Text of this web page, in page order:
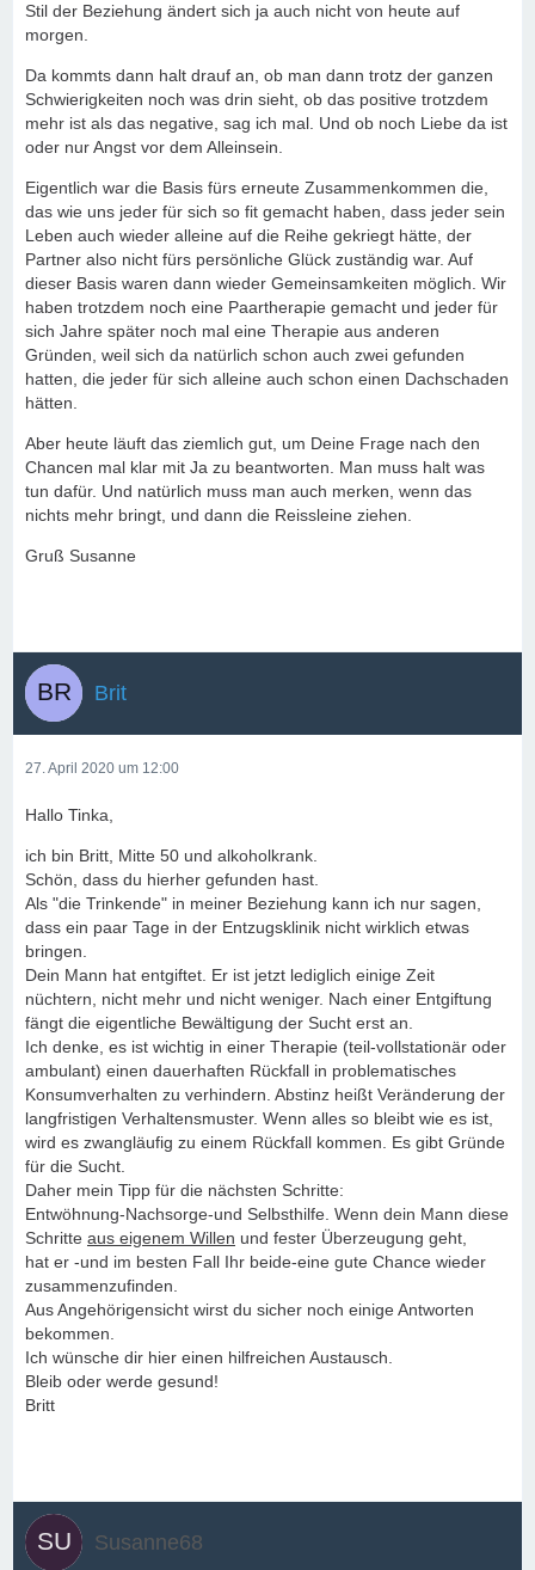
Stil der Beziehung ändert sich ja auch nicht von heute auf
morgen.
Da kommts dann halt drauf an, ob man dann trotz der ganzen
Schwierigkeiten noch was drin sieht, ob das positive trotzdem
mehr ist als das negative, sag ich mal. Und ob noch Liebe da ist
oder nur Angst vor dem Alleinsein.
Eigentlich war die Basis fürs erneute Zusammenkommen die,
das wie uns jeder für sich so fit gemacht haben, dass jeder sein
Leben auch wieder alleine auf die Reihe gekriegt hätte, der
Partner also nicht fürs persönliche Glück zuständig war. Auf
dieser Basis waren dann wieder Gemeinsamkeiten möglich. Wir
haben trotzdem noch eine Paartherapie gemacht und jeder für
sich Jahre später noch mal eine Therapie aus anderen
Gründen, weil sich da natürlich schon auch zwei gefunden
hatten, die jeder für sich alleine auch schon einen Dachschaden
hätten.
Aber heute läuft das ziemlich gut, um Deine Frage nach den
Chancen mal klar mit Ja zu beantworten. Man muss halt was
tun dafür. Und natürlich muss man auch merken, wenn das
nichts mehr bringt, und dann die Reissleine ziehen.
Gruß Susanne
Brit
27. April 2020 um 12:00
Hallo Tinka,
ich bin Britt, Mitte 50 und alkoholkrank.
Schön, dass du hierher gefunden hast.
Als "die Trinkende" in meiner Beziehung kann ich nur sagen,
dass ein paar Tage in der Entzugsklinik nicht wirklich etwas
bringen.
Dein Mann hat entgiftet. Er ist jetzt lediglich einige Zeit
nüchtern, nicht mehr und nicht weniger. Nach einer Entgiftung
fängt die eigentliche Bewältigung der Sucht erst an.
Ich denke, es ist wichtig in einer Therapie (teil-vollstationär oder
ambulant) einen dauerhaften Rückfall in problematisches
Konsumverhalten zu verhindern. Abstinz heißt Veränderung der
langfristigen Verhaltensmuster. Wenn alles so bleibt wie es ist,
wird es zwangläufig zu einem Rückfall kommen. Es gibt Gründe
für die Sucht.
Daher mein Tipp für die nächsten Schritte:
Entwöhnung-Nachsorge-und Selbsthilfe. Wenn dein Mann diese
Schritte aus eigenem Willen und fester Überzeugung geht,
hat er -und im besten Fall Ihr beide-eine gute Chance wieder
zusammenzufinden.
Aus Angehörigensicht wirst du sicher noch einige Antworten
bekommen.
Ich wünsche dir hier einen hilfreichen Austausch.
Bleib oder werde gesund!
Britt
Susanne68